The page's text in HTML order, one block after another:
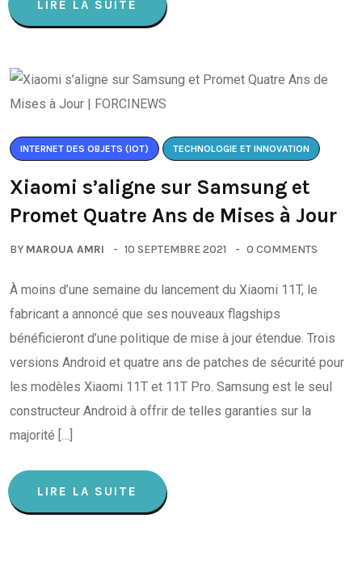
LIRE LA SUITE
INTERNET DES OBJETS (IOT) TECHNOLOGIE ET INNOVATION
Xiaomi s’aligne sur Samsung et
Promet Quatre Ans de Mises à Jour
BY MAROUA AMRI 10 SEPTEMBRE 2021 0 COMMENTS
À moins d’une semaine du lancement du Xiaomi 11T, le
fabricant a annoncé que ses nouveaux flagships
bénéficieront d’une politique de mise à jour étendue. Trois
versions Android et quatre ans de patches de sécurité pour
les modèles Xiaomi 11T et 11T Pro. Samsung est le seul
constructeur Android à offrir de telles garanties sur la
majorité […]
LIRE LA SUITE